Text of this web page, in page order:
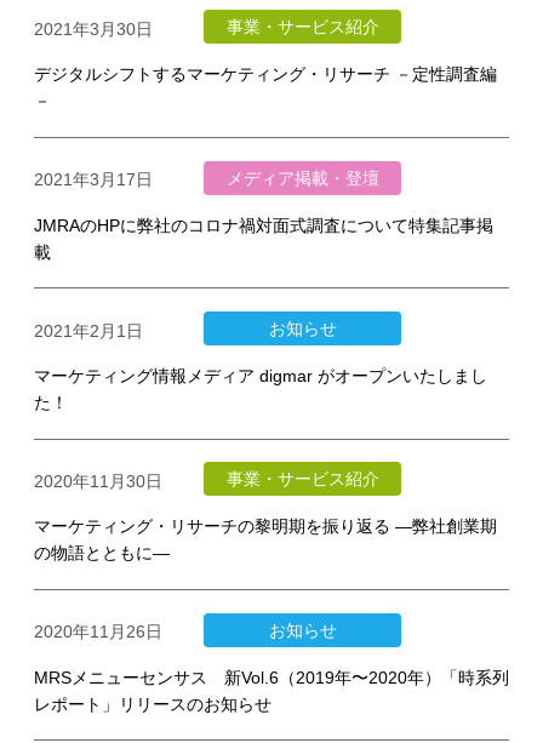
2021年3月30日 事業・サービス紹介
デジタルシフトするマーケティング・リサーチ －定性調査編
－
2021年3月17日 メディア掲載・登壇
JMRAのHPに弊社のコロナ禍対面式調査について特集記事掲
載
2021年2月1日 お知らせ
マーケティング情報メディア digmar がオープンいたしまし
た！
2020年11月30日 事業・サービス紹介
マーケティング・リサーチの黎明期を振り返る ―弊社創業期
の物語とともに―
2020年11月26日 お知らせ
MRSメニューセンサス 新Vol.6（2019年〜2020年）「時系列
レポート」リリースのお知らせ